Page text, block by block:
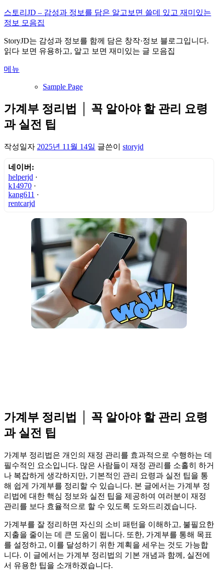
내
용
로
바
가
스토리JD – 감성과 정보를 담은 알고보면 쓸데 있고 재미있는
정보 모음집
StoryJD는 감성과 정보를 함께 담은 창작·정보 블로그입니다.
읽다 보면 유용하고, 알고 보면 재미있는 글 모음집
메뉴
Sample Page
가계부 정리법 │ 꼭 알아야 할 관리 요령
과 실전 팁
작성일자 2025년 11월 14일 글쓴이 storyjd
네이버:
helperjd ·
k14970 ·
kang611 ·
rentcarjd
가계부 정리법 │ 꼭 알아야 할 관리 요령
과 실전 팁
가계부 정리법은 개인의 재정 관리를 효과적으로 수행하는 데
필수적인 요소입니다. 많은 사람들이 재정 관리를 소홀히 하거
나 복잡하게 생각하지만, 기본적인 관리 요령과 실전 팁을 통
해 쉽게 가계부를 정리할 수 있습니다. 본 글에서는 가계부 정
리법에 대한 핵심 정보와 실전 팁을 제공하여 여러분이 재정
관리를 보다 효율적으로 할 수 있도록 도와드리겠습니다.
가계부를 잘 정리하면 자신의 소비 패턴을 이해하고, 불필요한
지출을 줄이는 데 큰 도움이 됩니다. 또한, 가계부를 통해 목표
를 설정하고, 이를 달성하기 위한 계획을 세우는 것도 가능합
니다. 이 글에서는 가계부 정리법의 기본 개념과 함께, 실전에
서 유용한 팁을 소개하겠습니다.